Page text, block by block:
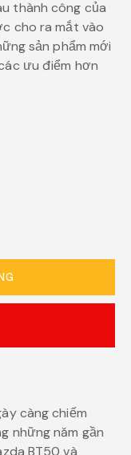
thành công của
cho ra mắt vào
sản phẩm mới
ưu điểm hơn
càng chiếm
những năm gần
BT50 và